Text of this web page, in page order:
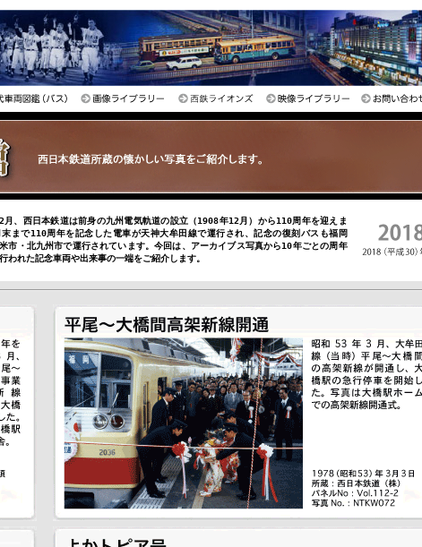
月、西日本鉄道は前身の九州電気軌道の設立（1908年12月）から110周年を迎えま
まで110周年を記念した電車が天神大牟田線で運行され、記念の復刻バスも福岡
市・北九州市で運行されています。今回は、アーカイブス写真から10年ごとの周年
われた記念車両や出来事の一端をご紹介します。